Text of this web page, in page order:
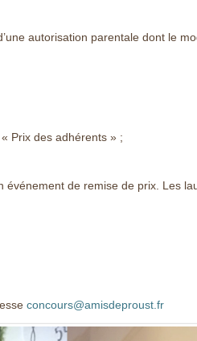
autorisation parentale dont le
Prix des adhérents » ;
événement de remise de prix. Les
concours@amisdeproust.fr